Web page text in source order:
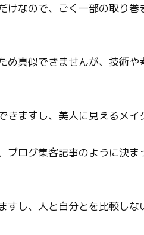
けなので、ごく一部の取り
め真似できませんが、技術や
ますし、美人に見えるメイ
ブログ集客記事のように決ま
すし、人と自分とを比較しな